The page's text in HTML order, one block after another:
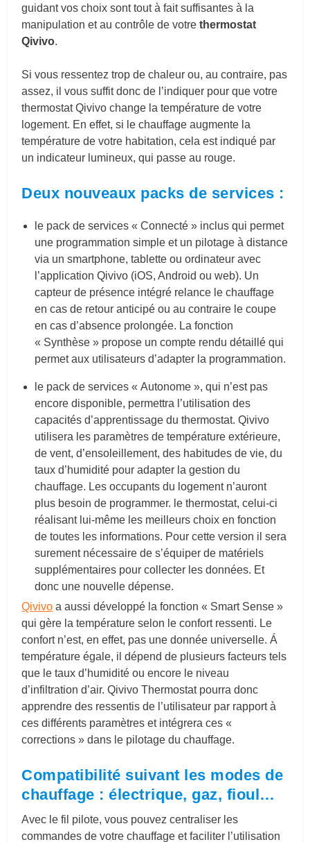
guidant vos choix sont tout à fait suffisantes à la
manipulation et au contrôle de votrethermostat
Qivivo.
Si vous ressentez trop de chaleur ou, au contraire, pas
assez, il vous suffit donc de l’indiquer pour que votre
thermostat Qivivo change la température de votre
logement. En effet, si le chauffage augmente la
température de votre habitation, cela est indiqué par
un indicateur lumineux, qui passe au rouge.
Deux nouveaux packs de services :
le pack de services « Connecté » inclus qui permet
une programmation simple et un pilotage à distance
via un smartphone, tablette ou ordinateur avec
l’application Qivivo (iOS, Android ou web). Un
capteur de présence intégré relance le chauffage
en cas de retour anticipé ou au contraire le coupe
en cas d’absence prolongée. La fonction
« Synthèse » propose un compte rendu détaillé qui
permet aux utilisateurs d’adapter la programmation.
le pack de services « Autonome », qui n’est pas
encore disponible, permettra l’utilisation des
capacités d’apprentissage du thermostat. Qivivo
utilisera les paramètres de température extérieure,
de vent, d’ensoleillement, des habitudes de vie, du
taux d’humidité pour adapter la gestion du
chauffage. Les occupants du logement n’auront
plus besoin de programmer. le thermostat, celui-ci
réalisant lui-même les meilleurs choix en fonction
de toutes les informations. Pour cette version il sera
surement nécessaire de s’équiper de matériels
supplémentaires pour collecter les données. Et
donc une nouvelle dépense.
Qivivo a aussi développé la fonction « Smart Sense »
qui gère la température selon le confort ressenti. Le
confort n’est, en effet, pas une donnée universelle. Á
température égale, il dépend de plusieurs facteurs tels
que le taux d’humidité ou encore le niveau
d’infiltration d’air. Qivivo Thermostat pourra donc
apprendre des ressentis de l’utilisateur par rapport à
ces différents paramètres et intégrera ces «
corrections » dans le pilotage du chauffage.
Compatibilité suivant les modes de
chauffage : électrique, gaz, fioul…
Avec le fil pilote, vous pouvez centraliser les
commandes de votre chauffage et faciliter l’utilisation